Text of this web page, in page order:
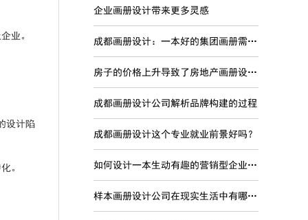
业。
设计陷
。
企业画册设计带来更多灵感
成都画册设计：一本好的集团画册需要内容准确
房子的价格上升导致了房地产画册设计变得非常的火爆吗？
成都画册设计公司解析品牌构建的过程
成都画册设计这个专业就业前景好吗？
如何设计一本生动有趣的营销型企业宣传画册
样本画册设计公司在现实生活中有哪些现实意义？